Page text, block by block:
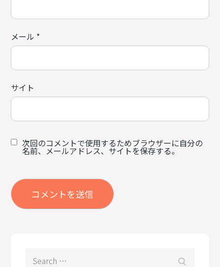
メール *
サイト
次回のコメントで使用するためブラウザーに自分の
名前、メールアドレス、サイトを保存する。